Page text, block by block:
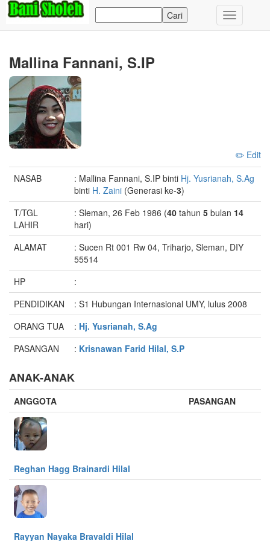
Toggle
navigation
Mallina Fannani, S.IP
✏️ Edit
NASAB
: Mallina Fannani, S.IP binti Hj. Yusrianah, S.Ag
binti H. Zaini (Generasi ke-3)
T/TGL
LAHIR
: Sleman, 26 Feb 1986 (40 tahun 5 bulan 14
hari)
ALAMAT
: Sucen Rt 001 Rw 04, Triharjo, Sleman, DIY
55514
HP
:
PENDIDIKAN
: S1 Hubungan Internasional UMY, lulus 2008
ORANG TUA
: Hj. Yusrianah, S.Ag
PASANGAN
: Krisnawan Farid Hilal, S.P
ANAK-ANAK
ANGGOTA PASANGAN
Reghan Hagg Brainardi Hilal
Rayyan Nayaka Bravaldi Hilal